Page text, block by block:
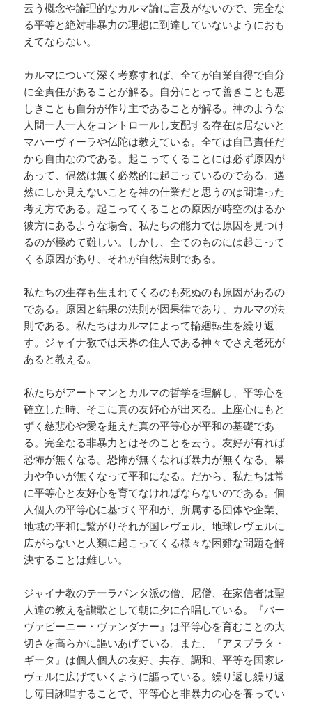
云う概念や論理的なカルマ論に言及がないので、完全な
る平等と絶対非暴力の理想に到達していないようにおも
えてならない。
カルマについて深く考察すれば、全てが自業自得で自分
に全責任があることが解る。自分にとって善きことも悪
しきことも自分が作り主であることが解る。神のような
人間一人一人をコントロールし支配する存在は居ないと
マハーヴィーラや仏陀は教えている。全ては自己責任だ
から自由なのである。起こってくることには必ず原因が
あって、偶然は無く必然的に起こっているのである。遇
然にしか見えないことを神の仕業だと思うのは間違った
考え方である。起こってくることの原因が時空のはるか
彼方にあるような場合、私たちの能力では原因を見つけ
るのが極めて難しい。しかし、全てのものには起こって
くる原因があり、それが自然法則である。
私たちの生存も生まれてくるのも死ぬのも原因があるの
である。原因と結果の法則が因果律であり、カルマの法
則である。私たちはカルマによって輪廻転生を繰り返
す。ジャイナ教では天界の住人である神々でさえ老死が
あると教える。
私たちがアートマンとカルマの哲学を理解し、平等心を
確立した時、そこに真の友好心が出来る。上座心にもと
ずく慈悲心や愛を超えた真の平等心が平和の基礎であ
る。完全なる非暴力とはそのことを云う。友好が有れば
恐怖が無くなる。恐怖が無くなれば暴力が無くなる。暴
力や争いが無くなって平和になる。だから、私たちは常
に平等心と友好心を育てなければならないのである。個
人個人の平等心に基づく平和が、所属する団体や企業、
地域の平和に繋がりそれが国レヴェル、地球レヴェルに
広がらないと人類に起こってくる様々な困難な問題を解
決することは難しい。
ジャイナ教のテーラパンタ派の僧、尼僧、在家信者は聖
人達の教えを讃歌として朝に夕に合唱している。『バー
ヴァビーニー・ヴァンダナー』は平等心を育むことの大
切さを高らかに謳いあげている。また、『アヌブラタ・
ギータ』は個人個人の友好、共存、調和、平等を国家レ
ヴェルに広げていくように謳っている。繰り返し繰り返
し毎日詠唱することで、平等心と非暴力の心を養ってい